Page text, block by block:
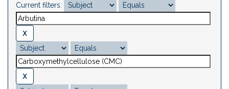
Current filters: